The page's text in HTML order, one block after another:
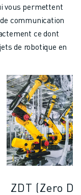
vous permettent
communication
ce dont
de robotique en
ZDT (Zero